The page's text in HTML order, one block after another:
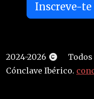
Inscreve-te
2024-2026
Cónclave Ibérico.